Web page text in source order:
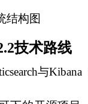
结构图
技术路线
与